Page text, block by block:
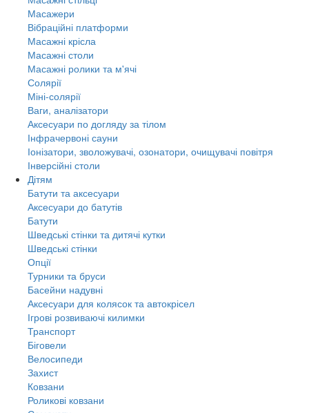
Масажери
Вібраційні платформи
Масажні крісла
Масажні столи
Масажні ролики та м'ячі
Солярії
Міні-солярії
Ваги, аналізатори
Аксесуари по догляду за тілом
Інфрачервоні сауни
Іонізатори, зволожувачі, озонатори, очищувачі повітря
Інверсійні столи
Дітям
Батути та аксесуари
Аксесуари до батутів
Батути
Шведські стінки та дитячі кутки
Шведські стінки
Опції
Турники та бруси
Басейни надувні
Аксесуари для колясок та автокрісел
Ігрові розвиваючі килимки
Транспорт
Біговели
Велосипеди
Захист
Ковзани
Роликові ковзани